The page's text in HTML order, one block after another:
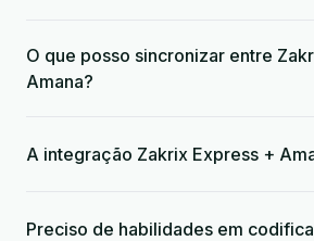
O que posso sincronizar entre
Amana?
A integração Zakrix Express +
Preciso de habilidades em